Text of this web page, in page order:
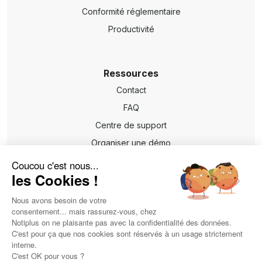
Conformité réglementaire
Productivité
Ressources
Contact
FAQ
Centre de support
Organiser une démo
Mentions légales
© 2025 Notiplus SAS
Notiplus est une marque commerciale déposée de Notiplus SAS.
Toutes les autres marques commerciales présentées sont la
propriété de leurs détenteurs respectifs.
Coucou c'est nous...
les Cookies !
Nous avons besoin de votre
consentement... mais rassurez-vous, chez
Notiplus on ne plaisante pas avec la confidentialité des données.
C'est pour ça que nos cookies sont réservés à un usage strictement
interne.
C'est OK pour vous ?